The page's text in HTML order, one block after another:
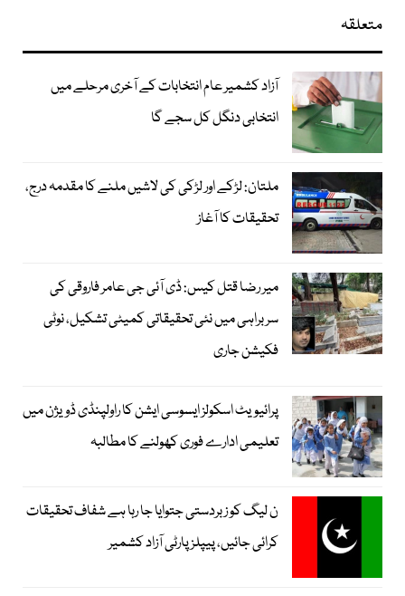
متعلقہ
آزاد کشمیر عام انتخابات کے آخری مرحلے میں
انتخابی دنگل کل سجے گا
ملتان: لڑکے اور لڑکی کی لاشیں ملنے کا مقدمہ درج،
تحقیقات کا آغاز
میر رضا قتل کیس: ڈی آئی جی عامر فاروقی کی
سربراہی میں نئی تحقیقاتی کمیٹی تشکیل، نوٹی
فکیشن جاری
پرائیویٹ اسکولز ایسوسی ایشن کا راولپنڈی ڈویژن میں
تعلیمی ادارے فوری کھولنے کا مطالبہ
ن لیگ کو زبردستی جتوایا جا رہا ہے شفاف تحقیقات
کرائی جائیں، پیپلز پارٹی آزاد کشمیر